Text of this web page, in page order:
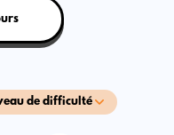
de difficulté